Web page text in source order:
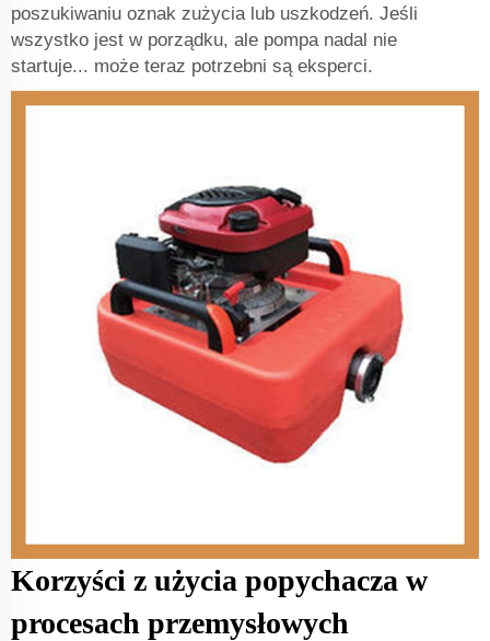
poszukiwaniu oznak zużycia lub uszkodzeń. Jeśli
wszystko jest w porządku, ale pompa nadal nie
startuje... może teraz potrzebni są eksperci.
Korzyści z użycia popychacza w
procesach przemysłowych